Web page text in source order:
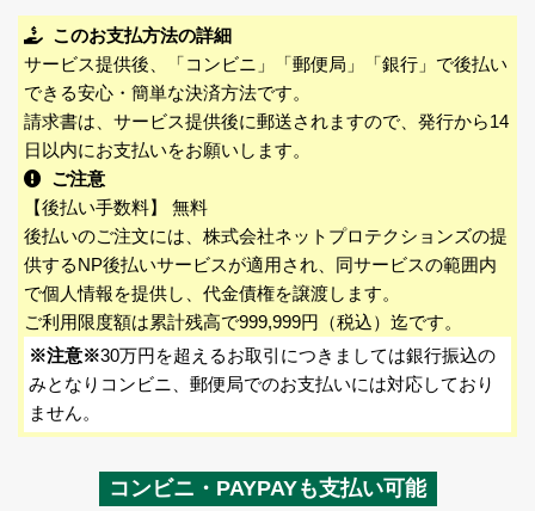
このお支払方法の詳細
サービス提供後、「コンビニ」「郵便局」「銀行」で後払い
できる安心・簡単な決済方法です。
請求書は、サービス提供後に郵送されますので、発行から14
日以内にお支払いをお願いします。
ご注意
【後払い手数料】 無料
後払いのご注文には、株式会社ネットプロテクションズの提
供するNP後払いサービスが適用され、同サービスの範囲内
で個人情報を提供し、代金債権を譲渡します。
ご利用限度額は累計残高で999,999円（税込）迄です。
※注意※30万円を超えるお取引につきましては銀行振込の
みとなりコンビニ、郵便局でのお支払いには対応しており
ません。
コンビニ・PAYPAYも支払い可能